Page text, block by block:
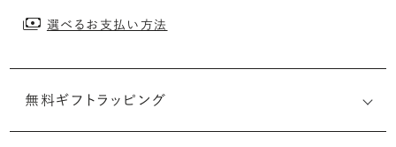
選べるお支払い方法
無料ギフトラッピング